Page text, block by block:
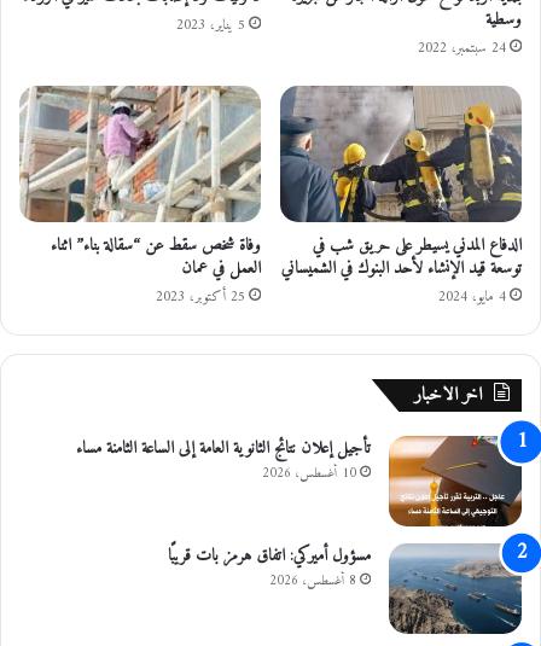
ه
ا
ق
ض
ي
ا
ل
ف
ت
ن
ا
ل
و
م
وسطية
24 سبتمبر، 2022
5 يناير، 2023
الدفاع المدني يسيطر على حريق شب في
توسعة قيد الإنشاء لأحد البنوك في الشميساني
4 مايو، 2024
وفاة شخص سقط عن “سقالة بناء” اثناء
العمل في عمان
25 أكتوبر، 2023
اخر الاخبار
تأجيل إعلان نتائج الثانوية العامة إلى الساعة الثامنة مساء
10 أغسطس، 2026
مسؤول أميركي: اتفاق هرمز بات قريبًا
8 أغسطس، 2026